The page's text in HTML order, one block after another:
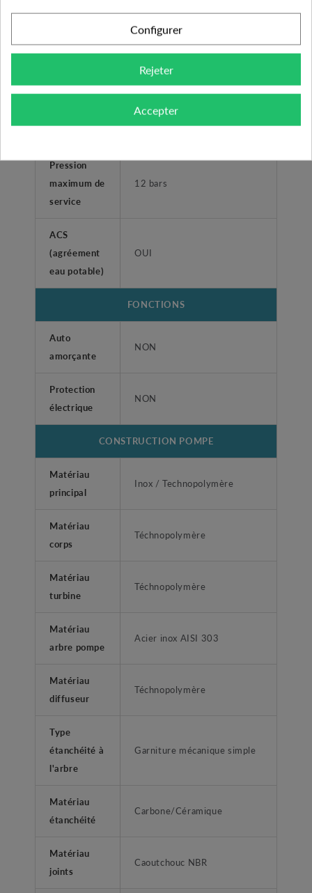
température
0°C à +40°C
Température
+40°C
Pression
maximum de
service
12 bars
ACS
(agréement
eau potable)
OUI
FONCTIONS
Auto
amorçante
NON
Protection
électrique
NON
CONSTRUCTION POMPE
Matériau
principal
Inox / Technopolymère
Matériau
corps
Téchnopolymère
Matériau
turbine
Téchnopolymère
Matériau
arbre pompe
Acier inox AISI 303
Matériau
diffuseur
Téchnopolymère
Type
étanchéité à
l'arbre
Garniture mécanique simple
Matériau
étanchéité
Carbone/Céramique
Matériau
joints
Caoutchouc NBR
Configurer
Rejeter
Accepter